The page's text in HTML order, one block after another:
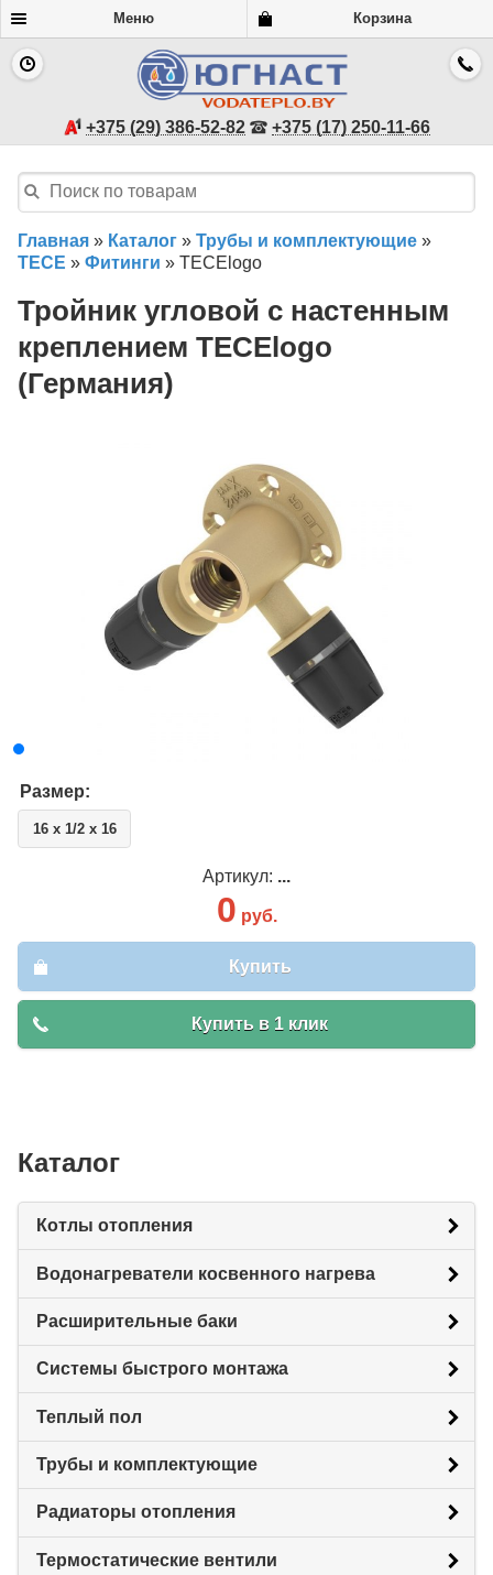
Меню Корзина
+375 (29) 386-52-82 +375 (17) 250-11-66
Главная » Каталог » Трубы и комплектующие »
TECE » Фитинги » TECElogo
Тройник угловой с настенным
креплением TECElogo
(Германия)
Размер:
16 x 1/2 x 16
Артикул: ...
0 руб.
Купить
Купить в 1 клик
Каталог
Котлы отопления
Водонагреватели косвенного нагрева
Расширительные баки
Системы быстрого монтажа
Теплый пол
Трубы и комплектующие
Радиаторы отопления
Термостатические вентили